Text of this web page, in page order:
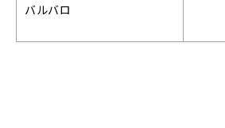
バルバロ